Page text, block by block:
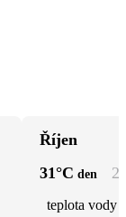
Říjen
31°C den
teplota vody